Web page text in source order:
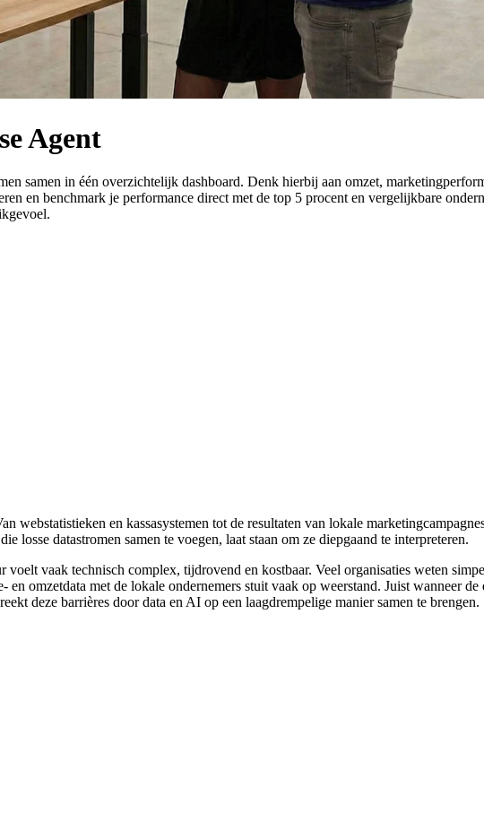
Agent
samen in één overzichtelijk dashboard. Denk hierbij aan omzet,
en benchmark je performance direct met de top 5 procent en vergelijkbare
webstatistieken en kassasystemen tot de resultaten van lokale
losse datastromen samen te voegen, laat staan om ze diepgaand te interpreteren.
vaak technisch complex, tijdrovend en kostbaar. Veel organisaties weten
en omzetdata met de lokale ondernemers stuit vaak op weerstand. Juist wanneer
deze barrières door data en AI op een laagdrempelige manier samen te brengen.